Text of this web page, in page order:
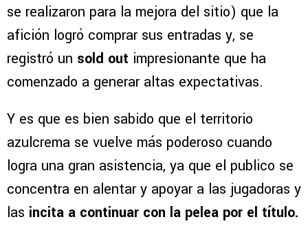
se realizaron para la mejora del sitio) que la
afición logró comprar sus entradas y, se
registró un sold out impresionante que ha
comenzado a generar altas expectativas.
Y es que es bien sabido que el territorio
azulcrema se vuelve más poderoso cuando
logra una gran asistencia, ya que el publico se
concentra en alentar y apoyar a las jugadoras y
las incita a continuar con la pelea por el título.